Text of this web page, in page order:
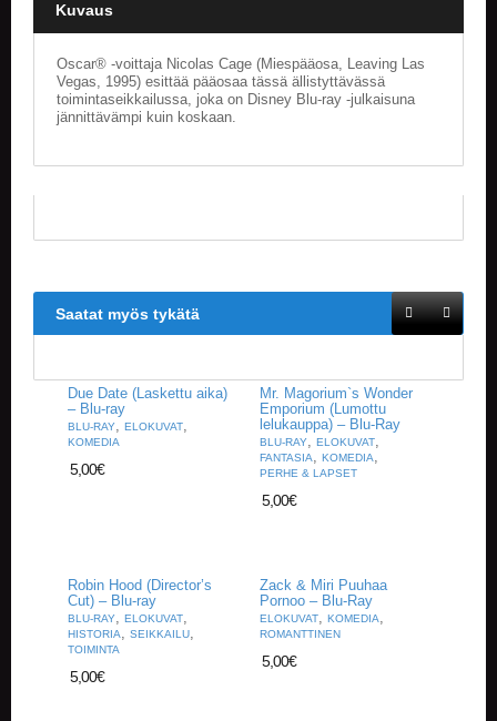
Kuvaus
Oscar® -voittaja Nicolas Cage (Miespääosa, Leaving Las
Vegas, 1995) esittää pääosaa tässä ällistyttävässä
toimintaseikkailussa, joka on Disney Blu-ray -julkaisuna
jännittävämpi kuin koskaan.
Saatat myös tykätä
Due Date (Laskettu aika)
– Blu-ray
BLU-RAY, ELOKUVAT,
KOMEDIA
5,00€
Mr. Magorium`s Wonder
Emporium (Lumottu
lelukauppa) – Blu-Ray
BLU-RAY, ELOKUVAT,
FANTASIA, KOMEDIA,
PERHE & LAPSET
5,00€
Robin Hood (Director’s
Cut) – Blu-ray
BLU-RAY, ELOKUVAT,
HISTORIA, SEIKKAILU,
TOIMINTA
5,00€
Zack & Miri Puuhaa
Pornoo – Blu-Ray
ELOKUVAT, KOMEDIA,
ROMANTTINEN
5,00€